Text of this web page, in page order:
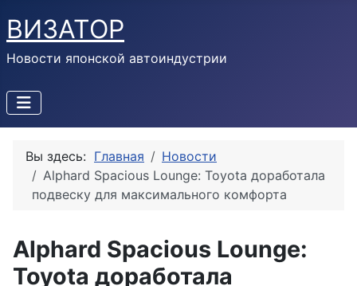
ВИЗАТОР
Новости японской автоиндустрии
Вы здесь: Главная
Новости
Alphard Spacious Lounge: Toyota доработала
подвеску для максимального комфорта
Alphard Spacious Lounge:
Toyota доработала